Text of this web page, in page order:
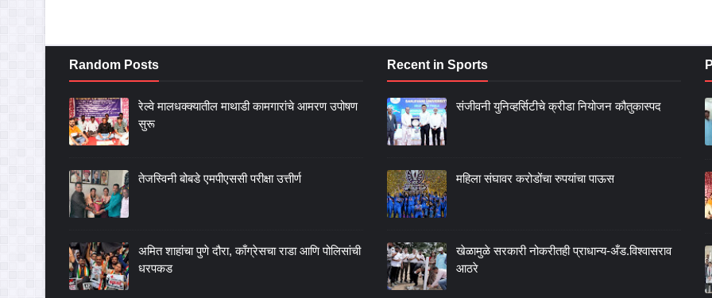
Random Posts
रेल्वे मालधक्क्यातील माथाडी कामगारांचे आमरण उपोषण
सुरू
तेजस्विनी बोबडे एमपीएससी परीक्षा उत्तीर्ण
अमित शाहांचा पुणे दौरा, काँग्रेसचा राडा आणि पोलिसांची
धरपकड
Recent in Sports
संजीवनी युनिव्हर्सिटीचे क्रीडा नियोजन कौतुकास्पद
महिला संघावर करोडोंचा रुपयांचा पाऊस
खेळामुळे सरकारी नोकरीतही प्राधान्य-अँड.विश्वासराव
आठरे